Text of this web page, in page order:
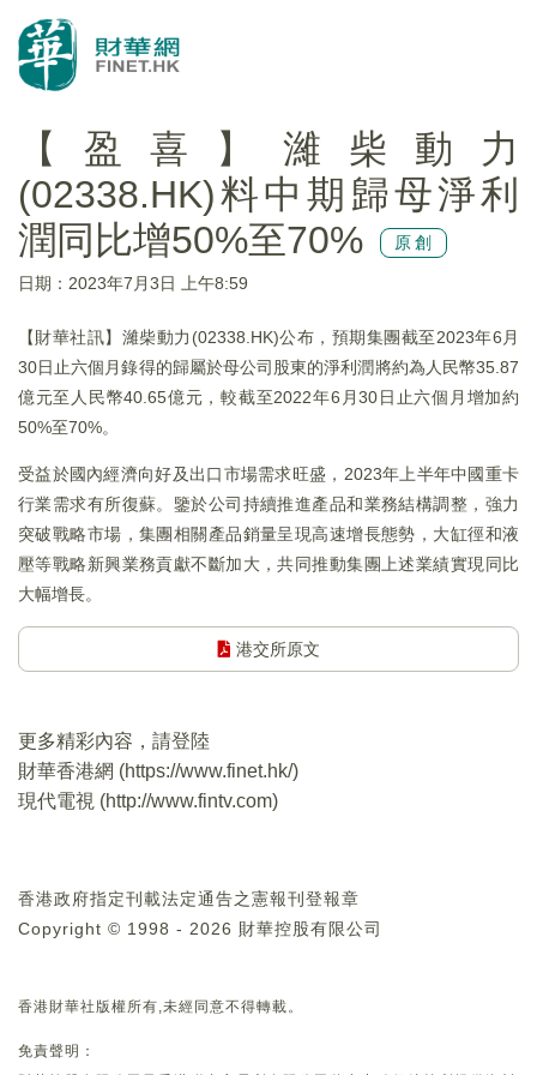
【盈喜】濰柴動力
(02338.HK)料中期歸母淨利
潤同比增50%至70%
原創
日期：2023年7月3日 上午8:59
【財華社訊】濰柴動力(02338.HK)公布，預期集團截至2023年6月
30日止六個月錄得的歸屬於母公司股東的淨利潤將約為人民幣35.87
億元至人民幣40.65億元，較截至2022年6月30日止六個月增加約
50%至70%。
受益於國內經濟向好及出口市場需求旺盛，2023年上半年中國重卡
行業需求有所復蘇。鑒於公司持續推進產品和業務結構調整，強力
突破戰略市場，集團相關產品銷量呈現高速增長態勢，大缸徑和液
壓等戰略新興業務貢獻不斷加大，共同推動集團上述業績實現同比
大幅增長。
港交所原文
更多精彩內容，請登陸
財華香港網 (https://www.finet.hk/)
現代電視 (http://www.fintv.com)
香港政府指定刊載法定通告之憲報刊登報章
Copyright © 1998 - 2026 財華控股有限公司
香港財華社版權所有,未經同意不得轉載。
免責聲明：